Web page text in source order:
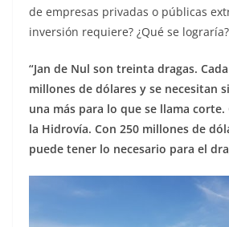
de empresas privadas o públicas
inversión requiere? ¿Qué se lograría?
“Jan de Nul son treinta dragas.
millones de dólares y se necesitan
una más para lo que se llama corte.
la Hidrovía. Con 250 millones de
puede tener lo necesario para el